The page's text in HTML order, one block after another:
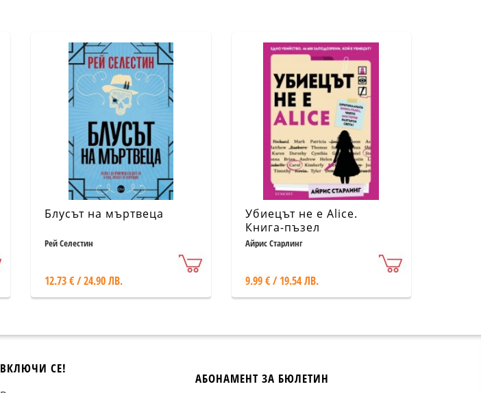
Блусът на мъртвеца
Рей Селестин
12.73 € / 24.90 ЛВ.
Убиецът не е Alice.
Книга-пъзел
Айрис Старлинг
9.99 € / 19.54 ЛВ.
ВКЛЮЧИ СЕ!
АБОНАМЕНТ ЗА БЮЛЕТИН